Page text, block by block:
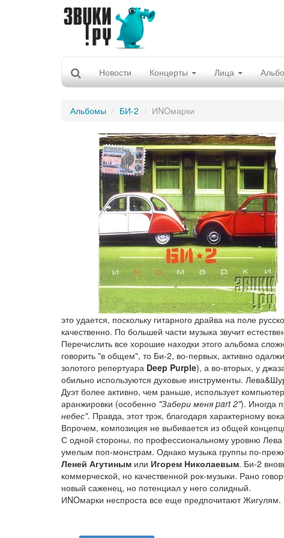
Новости Концерты Лица
Альбомы БИ-2 ИNOмарки
это удается, поскольку гитарного драйва на поле
качественно. По большей части музыка звучит
Перечислить все хорошие находки этого альбома
говорить "в общем", то Би-2, во-первых, активно
золотого репертуара Deep Purple), а во-вторых, у
обильно используются духовые инструменты.
Дуэт более активно, чем раньше, использует
аранжировки (особенно "Забери меня part 2"). Иногда
небес". Правда, этот трэк, благодаря характерному
Впрочем, композиция не выбивается из общей
С одной стороны, по профессиональному уровню
умелым поп-монстрам. Однако музыка группы по-
Леней Агутиным или Игорем Николаевым. Би-2
коммерческой, но качественной рок-музыки. Рано
новый саженец, но потенциал у него солидный.
ИNOмарки неспроста все еще предпочитают Жигулям.